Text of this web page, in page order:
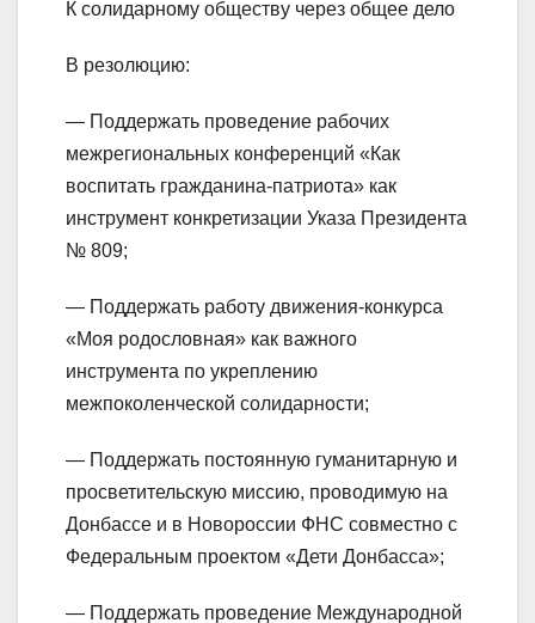
К солидарному обществу через общее дело
В резолюцию:
— Поддержать проведение рабочих
межрегиональных конференций «Как
воспитать гражданина-патриота» как
инструмент конкретизации Указа Президента
№ 809;
— Поддержать работу движения-конкурса
«Моя родословная» как важного
инструмента по укреплению
межпоколенческой солидарности;
— Поддержать постоянную гуманитарную и
просветительскую миссию, проводимую на
Донбассе и в Новороссии ФНС совместно с
Федеральным проектом «Дети Донбасса»;
— Поддержать проведение Международной